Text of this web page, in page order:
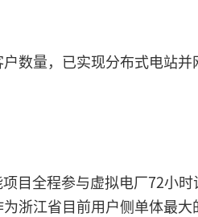
数量，已实现分布式电站并
目全程参与虚拟电厂72小
浙江省目前用户侧单体最大